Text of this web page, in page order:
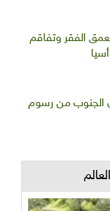
الفقر وتفاقم
الجنوب من رسوم